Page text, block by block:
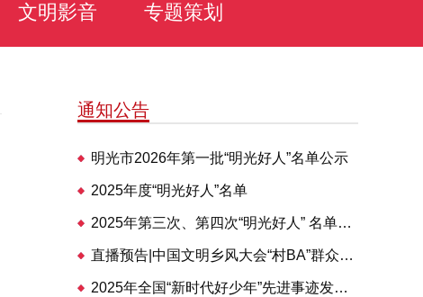
文明影音 专题策划
通知公告
明光市2026年第一批“明光好人”名单公示
2025年度“明光好人”名单
2025年第三次、第四次“明光好人” 名单公布
直播预告|中国文明乡风大会“村BA”群众体育交流活动28日举办
2025年全国“新时代好少年”先进事迹发布仪式即将播出